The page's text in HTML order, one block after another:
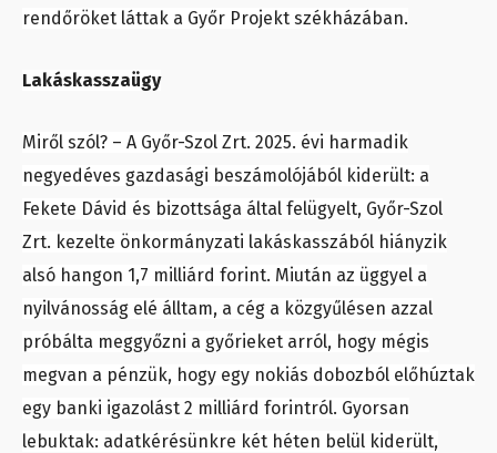
rendőröket láttak a Győr Projekt székházában.
Lakáskasszaügy
Miről szól? – A Győr-Szol Zrt. 2025. évi harmadik
negyedéves gazdasági beszámolójából kiderült: a
Fekete Dávid és bizottsága által felügyelt, Győr-Szol
Zrt. kezelte önkormányzati lakáskasszából hiányzik
alsó hangon 1,7 milliárd forint. Miután az üggyel a
nyilvánosság elé álltam, a cég a közgyűlésen azzal
próbálta meggyőzni a győrieket arról, hogy mégis
megvan a pénzük, hogy egy nokiás dobozból előhúztak
egy banki igazolást 2 milliárd forintról. Gyorsan
lebuktak: adatkérésünkre két héten belül kiderült,